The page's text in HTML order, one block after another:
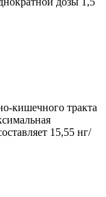
кишечного тракта
15,55 нг/